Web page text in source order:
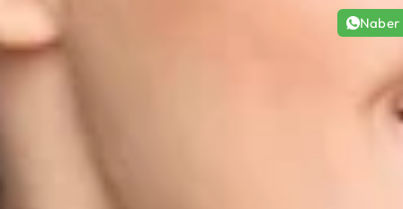
Naber